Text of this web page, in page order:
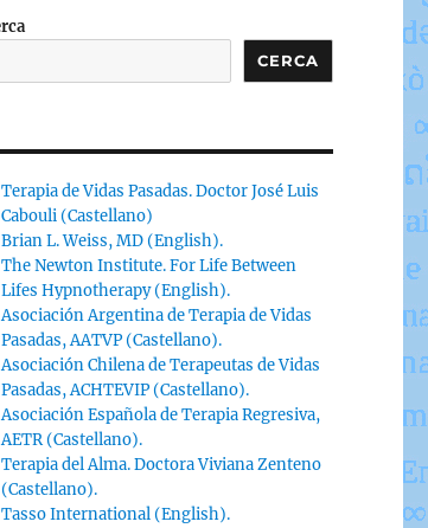
CERCA
Terapia de Vidas Pasadas. Doctor José Luis
Cabouli (Castellano)
Brian L. Weiss, MD (English).
The Newton Institute. For Life Between
Lifes Hypnotherapy (English).
Asociación Argentina de Terapia de Vidas
Pasadas, AATVP (Castellano).
Asociación Chilena de Terapeutas de Vidas
Pasadas, ACHTEVIP (Castellano).
Asociación Española de Terapia Regresiva,
AETR (Castellano).
Terapia del Alma. Doctora Viviana Zenteno
(Castellano).
Tasso International (English).